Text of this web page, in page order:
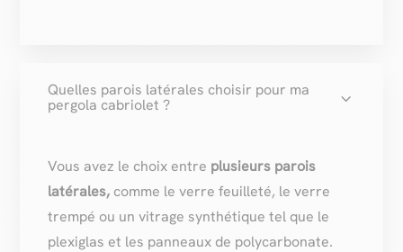
Quelles parois latérales choisir pour ma
pergola cabriolet ?
3
Vous avez le choix entre plusieurs parois
latérales, comme le verre feuilleté, le verre
trempé ou un vitrage synthétique tel que le
plexiglas et les panneaux de polycarbonate.